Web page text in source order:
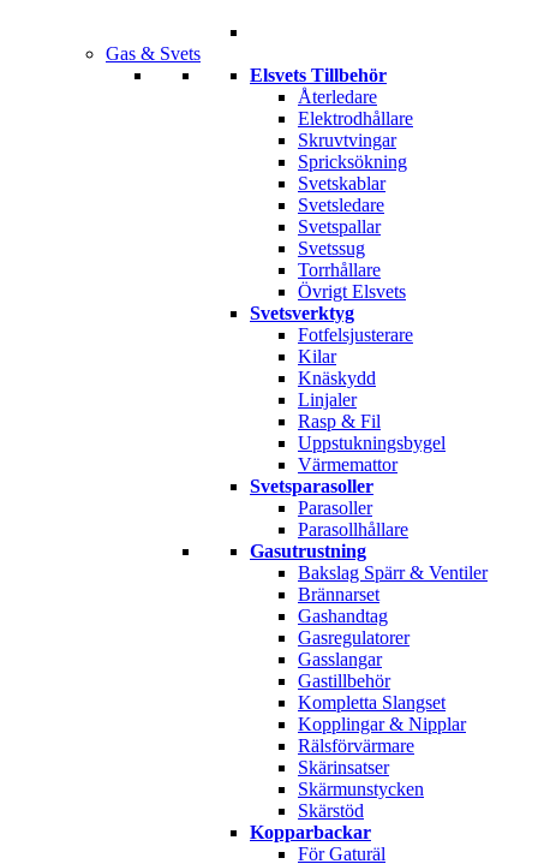
Gas & Svets
Elsvets Tillbehör
Återledare
Elektrodhållare
Skruvtvingar
Spricksökning
Svetskablar
Svetsledare
Svetspallar
Svetssug
Torrhållare
Övrigt Elsvets
Svetsverktyg
Fotfelsjusterare
Kilar
Knäskydd
Linjaler
Rasp & Fil
Uppstukningsbygel
Värmemattor
Svetsparasoller
Parasoller
Parasollhållare
Gasutrustning
Bakslag Spärr & Ventiler
Brännarset
Gashandtag
Gasregulatorer
Gasslangar
Gastillbehör
Kompletta Slangset
Kopplingar & Nipplar
Rälsförvärmare
Skärinsatser
Skärmunstycken
Skärstöd
Kopparbackar
För Gaturäl